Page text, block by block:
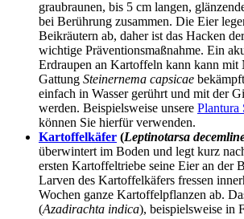
graubraunen, bis 5 cm langen,
bei Berührung zusammen. Die Eier
Beikräutern ab, daher ist das Hacken
wichtige Präventionsmaßnahme. Ein
Erdraupen an Kartoffeln kann kann mit
Gattung Steinernema capsicae
einfach in Wasser gerührt und mit der
werden. Beispielsweise unsere Plantura
können Sie hierfür verwenden.
Kartoffelkäfer (Leptinotarsa
überwintert im Boden und legt kurz
ersten Kartoffeltriebe seine Eier an der
Larven des Kartoffelkäfers fressen
Wochen ganze Kartoffelpflanzen ab.
(Azadirachta indica), beispielsweise in